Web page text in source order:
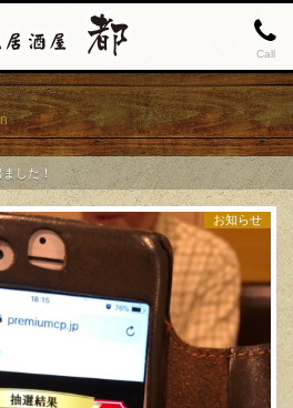
Call
した！
お知らせ